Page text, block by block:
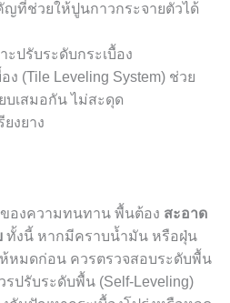
ญที่ช่วยให้ปูนกาวกระจายตัวได้
ะปรับระดับกระเบื้อง
ง (Tile Leveling System) ช่วย
บเสมอกัน ไม่สะดุด
งยาง
องความทนทาน พื้นต้อง สะอาด
ทั้งนี้ หากมีคราบน้ำมัน หรือฝุ่น
หมดก่อน ควรตรวจสอบระดับพื้น
รปรับระดับพื้น (Self-Leveling)